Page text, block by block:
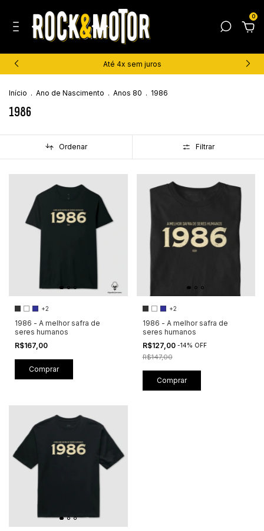
0
Até 4x sem juros
Início . Ano de Nascimento . Anos 80 . 1986
1986
Ordenar Filtrar
+2
1986 - A melhor safra de
seres humanos
R$167,00
Comprar
+2
1986 - A melhor safra de
seres humanos
R$127,00 -14% OFF
R$147,00
Comprar